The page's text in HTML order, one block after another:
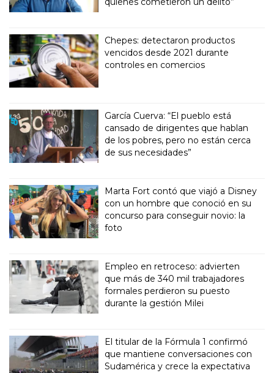
Chepes: detectaron productos
vencidos desde 2021 durante
controles en comercios
García Cuerva: “El pueblo está
cansado de dirigentes que hablan
de los pobres, pero no están cerca
de sus necesidades”
Marta Fort contó que viajó a Disney
con un hombre que conoció en su
concurso para conseguir novio: la
foto
Empleo en retroceso: advierten
que más de 340 mil trabajadores
formales perdieron su puesto
durante la gestión Milei
El titular de la Fórmula 1 confirmó
que mantiene conversaciones con
Sudamérica y crece la expectativa